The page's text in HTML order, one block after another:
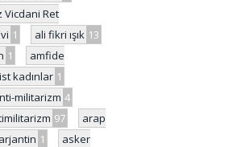
Vicdani Ret
1 ali fikri ışık 13
1
amfide
kadınlar 1
militarizm 4
97
arap
arjantin 1
asker